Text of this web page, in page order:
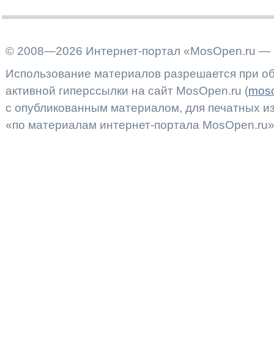
© 2008—2026 Интернет-портал «MosOpen.ru —
Использование материалов разрешается при
активной гиперссылки на сайт MosOpen.ru (
с опубликованным материалом, для печатных
«по материалам интернет-портала